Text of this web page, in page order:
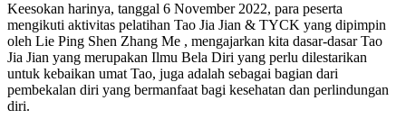
Keesokan harinya, tanggal 6 November 2022, para peserta
mengikuti aktivitas pelatihan Tao Jia Jian & TYCK yang dipimpin
oleh Lie Ping Shen Zhang Me , mengajarkan kita dasar-dasar Tao
Jia Jian yang merupakan Ilmu Bela Diri yang perlu dilestarikan
untuk kebaikan umat Tao, juga adalah sebagai bagian dari
pembekalan diri yang bermanfaat bagi kesehatan dan perlindungan
diri.